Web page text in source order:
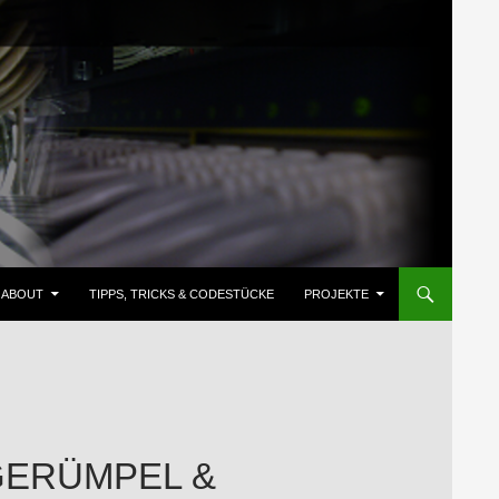
ABOUT
TIPPS, TRICKS & CODESTÜCKE PROJEKTE
&